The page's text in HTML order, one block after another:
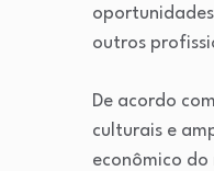
outros
De acordo
culturais e
econômico do